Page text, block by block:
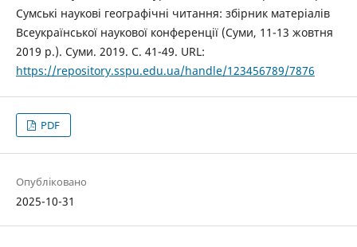
Сумські наукові географічні читання: збірник матеріалів
Всеукраїнської наукової конференції (Суми, 11-13 жовтня
2019 р.). Суми. 2019. С. 41-49. URL:
https://repository.sspu.edu.ua/handle/123456789/7876
PDF
Опубліковано
2025-10-31